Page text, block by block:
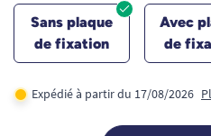
Sans plaque
de fixation
Avec
de
Expédié à partir du 17/08/2026